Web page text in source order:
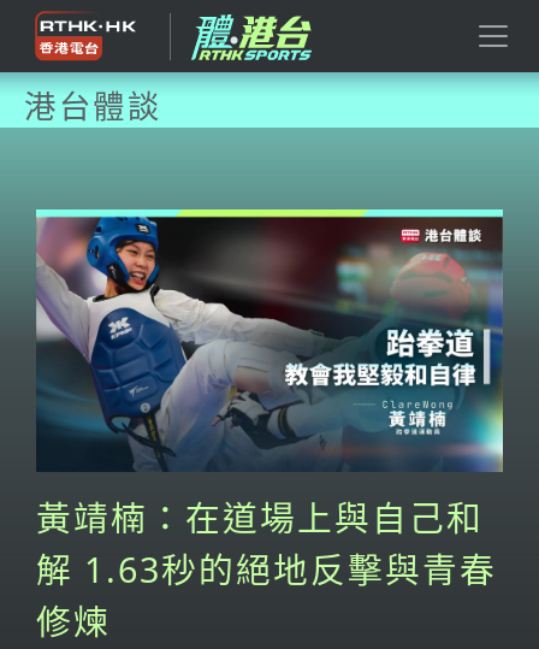
港台體談
黃靖楠：在道場上與自己和
解 1.63秒的絕地反擊與青春
修煉